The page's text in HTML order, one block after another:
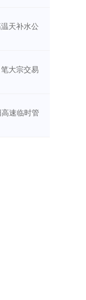
天补水公
大宗交易
速临时管